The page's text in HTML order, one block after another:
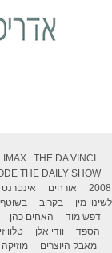
IMAX
THE DA VINCI
THE DAILY SHOW
2008
אורחים אינטרנט
לשינוי מין
בקרוב בשוטף
דפש מוד
האחים כהן
הספד
וודי אלן
מאבק היוצרים
מוזיקה